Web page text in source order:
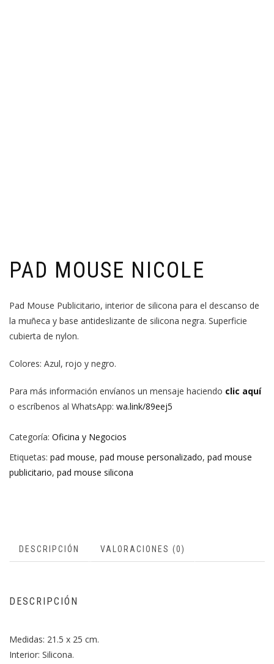
PAD MOUSE NICOLE
Pad Mouse Publicitario, interior de silicona para el descanso de
la muñeca y base antideslizante de silicona negra. Superficie
cubierta de nylon.
Colores: Azul, rojo y negro.
Para más información envíanos un mensaje haciendo clic aquí
o escríbenos al WhatsApp: wa.link/89eej5
Categoría: Oficina y Negocios
Etiquetas: pad mouse, pad mouse personalizado, pad mouse
publicitario, pad mouse silicona
DESCRIPCIÓN VALORACIONES (0)
DESCRIPCIÓN
Medidas: 21.5 x 25 cm.
Interior: Silicona.